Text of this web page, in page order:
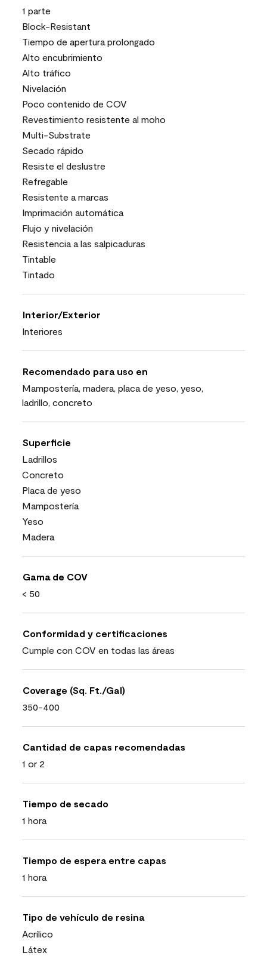
1 parte
Block-Resistant
Tiempo de apertura prolongado
Alto encubrimiento
Alto tráfico
Nivelación
Poco contenido de COV
Revestimiento resistente al moho
Multi-Substrate
Secado rápido
Resiste el deslustre
Refregable
Resistente a marcas
Imprimación automática
Flujo y nivelación
Resistencia a las salpicaduras
Tintable
Tintado
Interior/Exterior
Interiores
Recomendado para uso en
Mampostería, madera, placa de yeso, yeso,
ladrillo, concreto
Superficie
Ladrillos
Concreto
Placa de yeso
Mampostería
Yeso
Madera
Gama de COV
< 50
Conformidad y certificaciones
Cumple con COV en todas las áreas
Coverage (Sq. Ft./Gal)
350-400
Cantidad de capas recomendadas
1 or 2
Tiempo de secado
1 hora
Tiempo de espera entre capas
1 hora
Tipo de vehículo de resina
Acrílico
Látex